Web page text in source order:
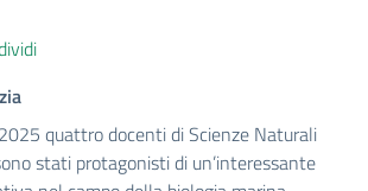
quattro docenti di Scienze Naturali
stati protagonisti di un’interessante